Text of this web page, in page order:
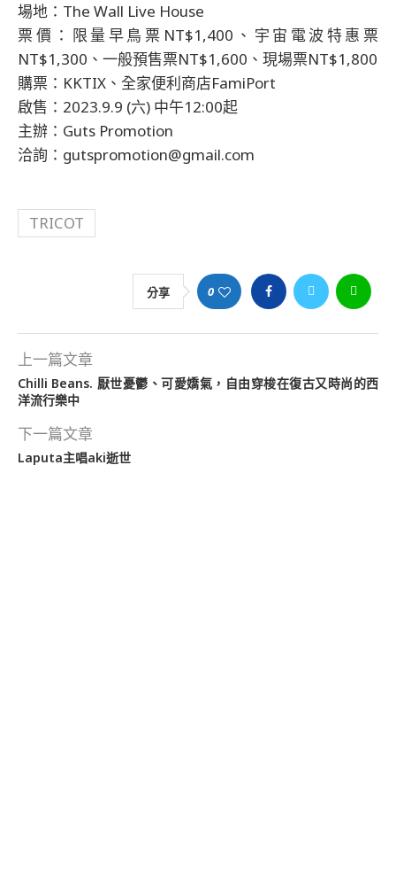
場地：The Wall Live House
票價：限量早鳥票NT$1,400、宇宙電波特惠票
NT$1,300、一般預售票NT$1,600、現場票NT$1,800
購票：KKTIX、全家便利商店FamiPort
啟售：2023.9.9 (六) 中午12:00起
主辦：Guts Promotion
洽詢：gutspromotion@gmail.com
TRICOT
分享 0
上一篇文章
Chilli Beans. 厭世憂鬱、可愛嬌氣，自由穿梭在復古又時尚的西
洋流行樂中
下一篇文章
Laputa主唱aki逝世